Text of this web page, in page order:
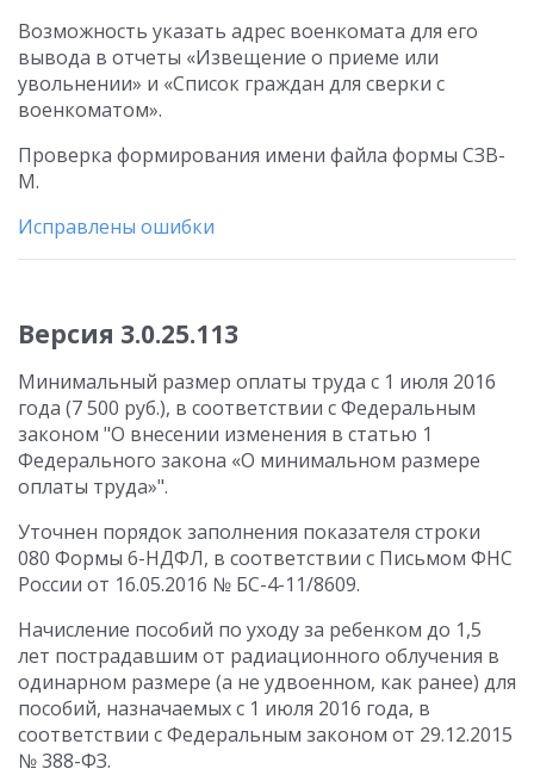
Возможность указать адрес военкомата для его
вывода в отчеты «Извещение о приеме или
увольнении» и «Список граждан для сверки с
военкоматом».
Проверка формирования имени файла формы СЗВ-
М.
Исправлены ошибки
Версия 3.0.25.113
Минимальный размер оплаты труда с 1 июля 2016
года (7 500 руб.), в соответствии с Федеральным
законом "О внесении изменения в статью 1
Федерального закона «О минимальном размере
оплаты труда»".
Уточнен порядок заполнения показателя строки
080 Формы 6-НДФЛ, в соответствии с Письмом ФНС
России от 16.05.2016 № БС-4-11/8609.
Начисление пособий по уходу за ребенком до 1,5
лет пострадавшим от радиационного облучения в
одинарном размере (а не удвоенном, как ранее) для
пособий, назначаемых с 1 июля 2016 года, в
соответствии с Федеральным законом от 29.12.2015
№ 388-ФЗ.